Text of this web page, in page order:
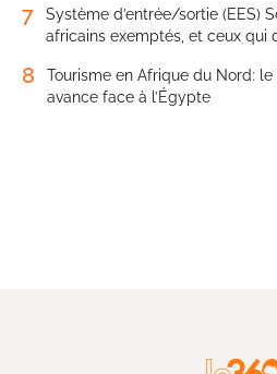
7
Système d’entrée/sortie (EES)
africains exemptés, et ceux qui
8
Tourisme en Afrique du Nord:
avance face à l’Égypte